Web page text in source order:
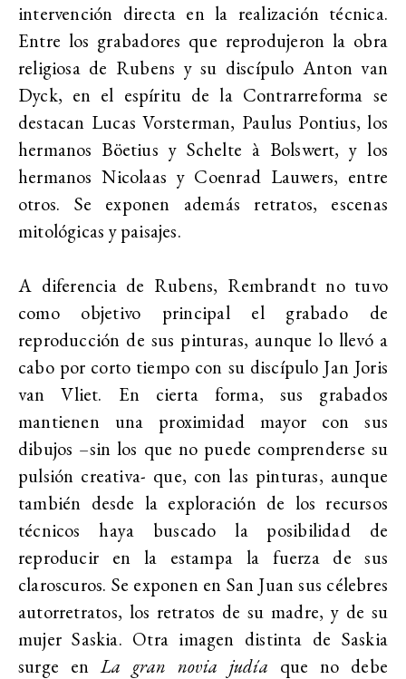
intervención directa en la realización técnica.
Entre los grabadores que reprodujeron la obra
religiosa de Rubens y su discípulo Anton van
Dyck, en el espíritu de la Contrarreforma se
destacan Lucas Vorsterman, Paulus Pontius, los
hermanos Böetius y Schelte à Bolswert, y los
hermanos Nicolaas y Coenrad Lauwers, entre
otros. Se exponen además retratos, escenas
mitológicas y paisajes.
A diferencia de Rubens, Rembrandt no tuvo
como objetivo principal el grabado de
reproducción de sus pinturas, aunque lo llevó a
cabo por corto tiempo con su discípulo Jan Joris
van Vliet. En cierta forma, sus grabados
mantienen una proximidad mayor con sus
dibujos –sin los que no puede comprenderse su
pulsión creativa- que, con las pinturas, aunque
también desde la exploración de los recursos
técnicos haya buscado la posibilidad de
reproducir en la estampa la fuerza de sus
claroscuros. Se exponen en San Juan sus célebres
autorretratos, los retratos de su madre, y de su
mujer Saskia. Otra imagen distinta de Saskia
surge enLa gran novia judía que no debe